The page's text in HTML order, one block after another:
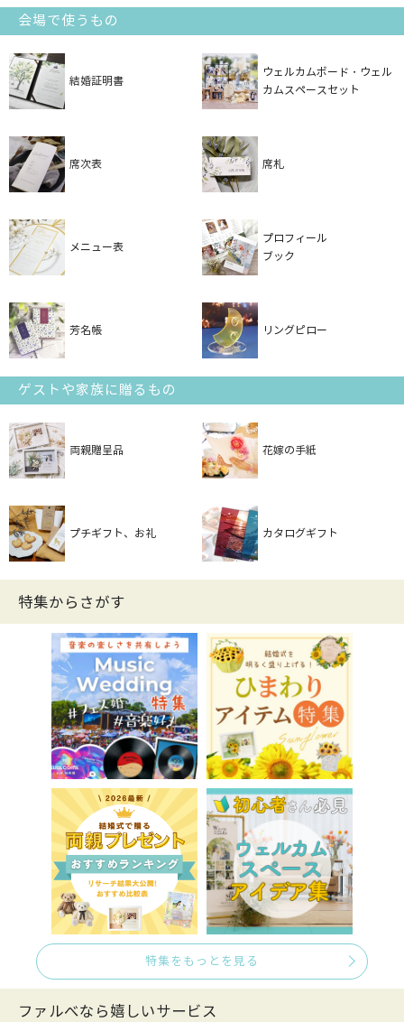
会場で使うもの
結婚証明書
ウェルカムボード・ウェル
カムスペースセット
席次表 席札
メニュー表
プロフィール
ブック
芳名帳 リングピロー
ゲストや家族に贈るもの
両親贈呈品 花嫁の手紙
プチギフト、お礼 カタログギフト
特集からさがす
特集をもっとを見る
ファルべなら嬉しいサービス